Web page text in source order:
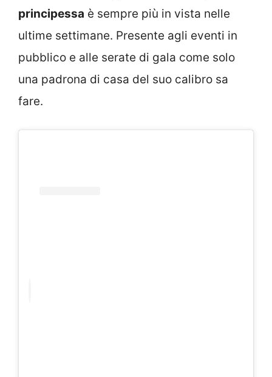
principessa è sempre più in vista nelle
ultime settimane. Presente agli eventi in
pubblico e alle serate di gala come solo
una padrona di casa del suo calibro sa
fare.